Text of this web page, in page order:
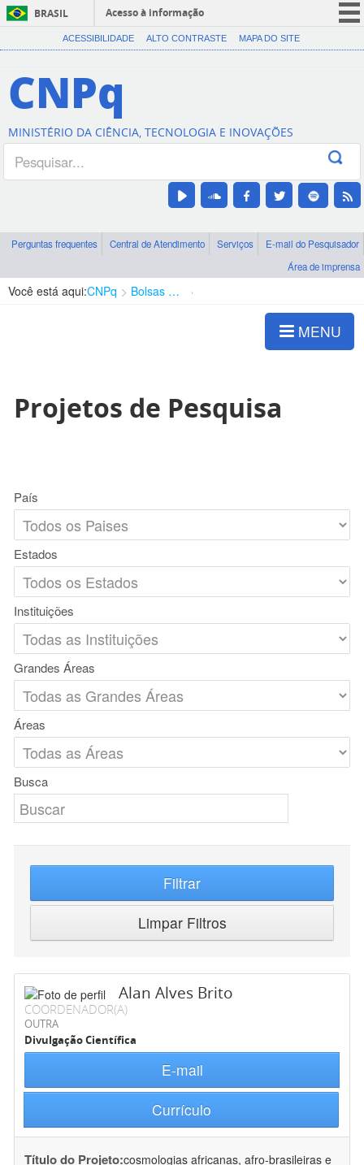
BRASIL
Acesso à informação
CORONAVÍRUS (COVID-19)
Canais
ACESSIBILIDADE ALTO CONTRASTE MAPA DO SITE
CNPq
MINISTÉRIO DA CIÊNCIA, TECNOLOGIA E INOVAÇÕES
Perguntas frequentes Central de Atendimento Serviços
E-mail do Pesquisador
Área de imprensa
Você está aqui:CNPq Bolsas e Auxílios Vigentes
MENU
Projetos de Pesquisa
País
Estados
Instituições
Grandes Áreas
Áreas
Busca
Filtrar
Limpar Filtros
Alan Alves Brito
COORDENADOR(A)
OUTRA
Divulgação Científica
E-mail
Currículo
Título do Projeto:cosmologias africanas, afro-brasileiras e